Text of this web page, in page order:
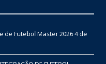
de Futebol Master 20264 de